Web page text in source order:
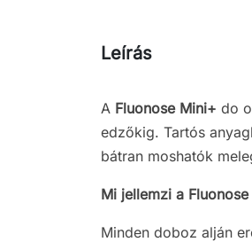
Leírás
A Fluonose Mini+ do
edzőkig. Tartós
bátran moshatók
Mi jellemzi a
Minden doboz alján